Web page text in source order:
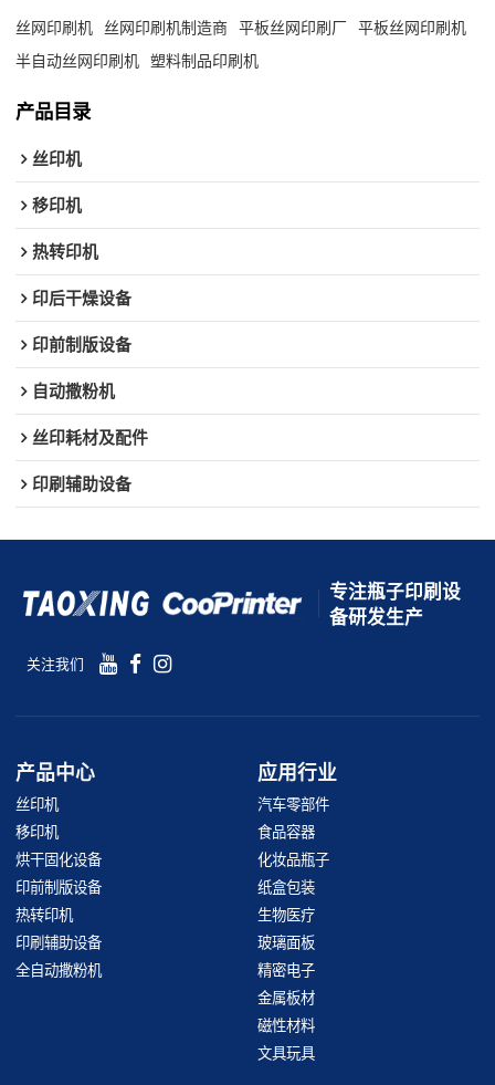
丝网印刷机 丝网印刷机制造商 平板丝网印刷厂
平板丝网印刷机
半自动丝网印刷机 塑料制品印刷机
产品目录
丝印机
移印机
热转印机
印后干燥设备
印前制版设备
自动撒粉机
丝印耗材及配件
印刷辅助设备
专注瓶子印刷设
备研发生产
关注我们
产品中心
丝印机
移印机
烘干固化设备
印前制版设备
热转印机
印刷辅助设备
全自动撒粉机
应用行业
汽车零部件
食品容器
化妆品瓶子
纸盒包装
生物医疗
玻璃面板
精密电子
金属板材
磁性材料
文具玩具